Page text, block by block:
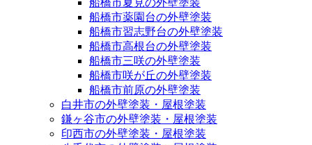
船橋市夏見の外壁塗装
船橋市薬園台の外壁塗装
船橋市習志野台の外壁塗装
船橋市高根台の外壁塗装
船橋市三咲の外壁塗装
船橋市咲が丘の外壁塗装
船橋市前原の外壁塗装
白井市の外壁塗装・屋根塗装
鎌ヶ谷市の外壁塗装・屋根塗装
印西市の外壁塗装・屋根塗装